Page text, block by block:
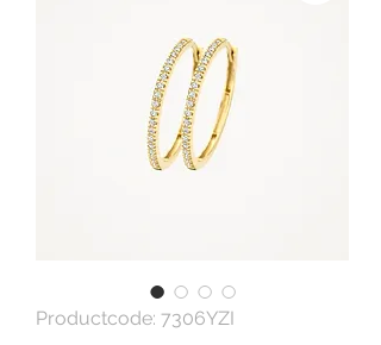
Productcode: 7306YZI